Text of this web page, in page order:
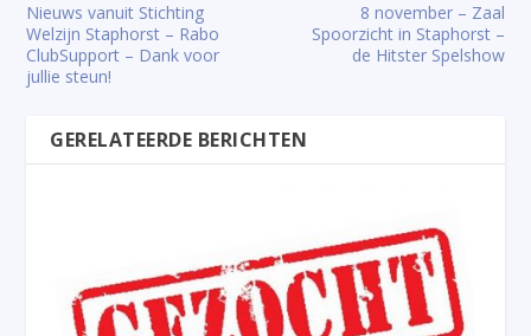
Nieuws vanuit Stichting
Welzijn Staphorst – Rabo
ClubSupport – Dank voor
jullie steun!
8 november – Zaal
Spoorzicht in Staphorst –
de Hitster Spelshow
GERELATEERDE BERICHTEN